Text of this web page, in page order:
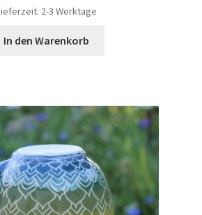
2-3 Werktage
In den Warenkorb